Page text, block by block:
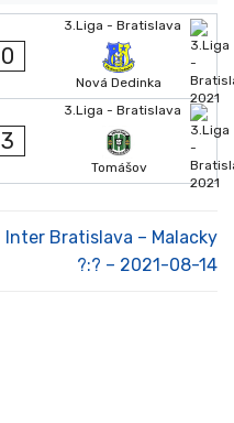
3.Liga - Bratislava
0
Nová Dedinka
3.Liga - Bratislava
3
Tomášov
Inter Bratislava – Malacky
?:? – 2021-08-14